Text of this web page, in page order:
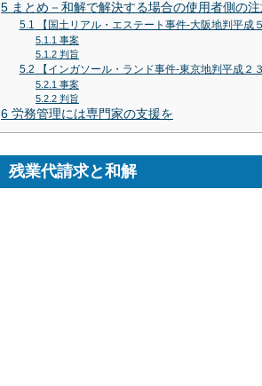
5 まとめ－和解で解決する場合の使用者側の注
5.1 【国土リアル・エステート事件‐大阪地判平成
5.1.1 事案
5.1.2判旨
5.2 【インガソール・ランド事件‐東京地判平成２
5.2.1 事案
5.2.2判旨
6 労務管理には専門家の支援を
残業代請求と和解